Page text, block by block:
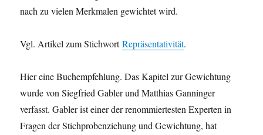
nach zu vielen Merkmalen gewichtet wird.
Vgl. Artikel zum StichwortRepräsentativität.
Hier eine Buchempfehlung. Das Kapitel zur Gewichtung
wurde von Siegfried Gabler und Matthias Ganninger
verfasst. Gabler ist einer der renommiertesten Experten in
Fragen der Stichprobenziehung und Gewichtung, hat